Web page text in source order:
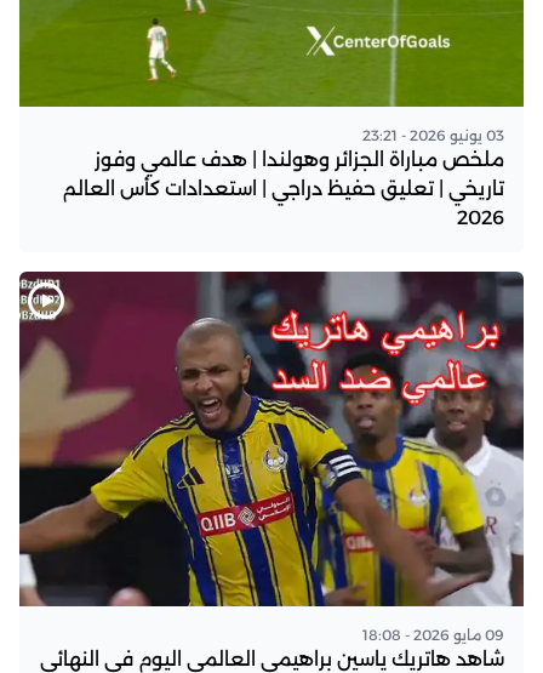
03 يونيو 2026 - 23:21
ملخص مباراة الجزائر وهولندا | هدف عالمي وفوز
تاريخي | تعليق حفيظ دراجي | استعدادات كأس العالم
2026
09 مايو 2026 - 18:08
شاهد هاتريك ياسين براهيمي العالمي اليوم في النهائي